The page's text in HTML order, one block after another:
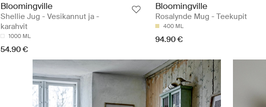
Bloomingville
Shellie Jug - Vesikannut ja -
karahvit
1000 ML
54.90 €
Bloomingville
Rosalynde Mug - Teekupit
400 ML
94.90 €